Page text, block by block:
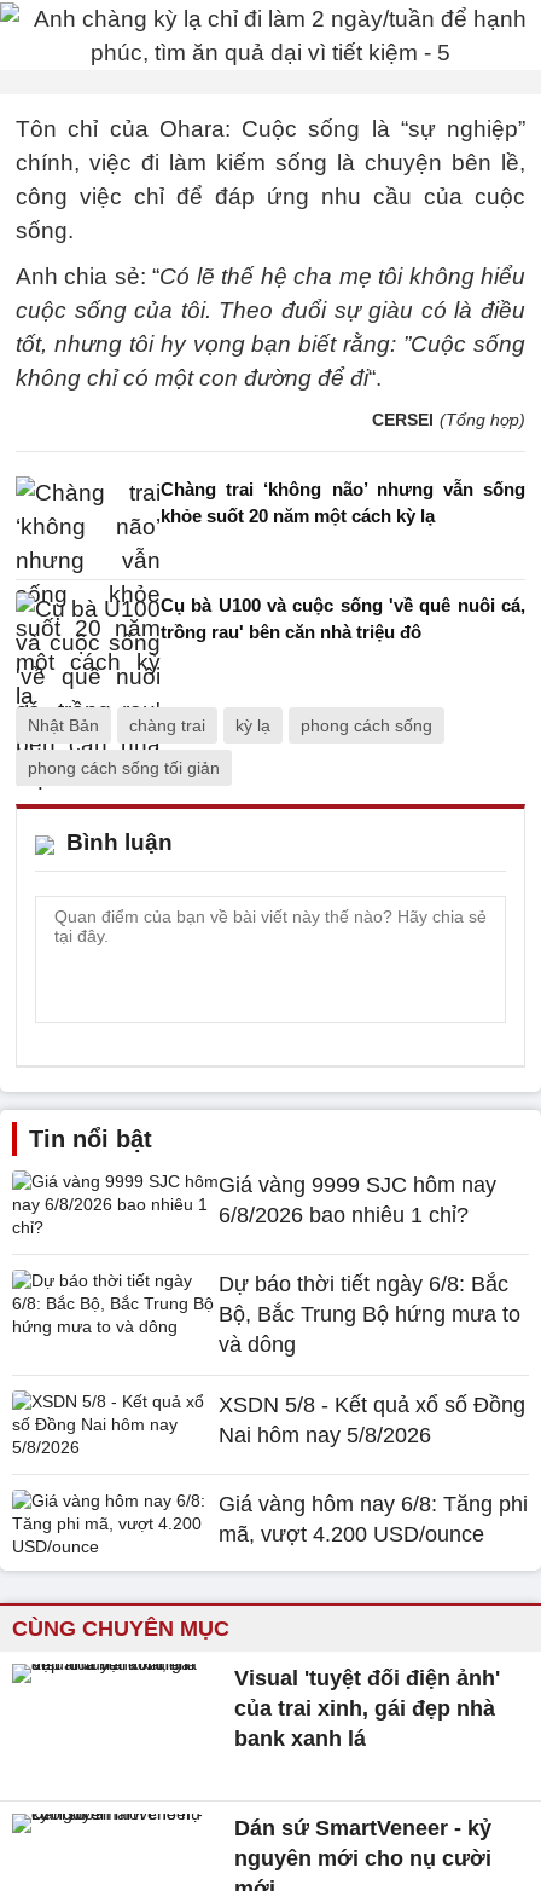
Tôn chỉ của Ohara: Cuộc sống là “sự nghiệp”
chính, việc đi làm kiếm sống là chuyện bên lề,
công việc chỉ để đáp ứng nhu cầu của cuộc
sống.
Anh chia sẻ: “Có lẽ thế hệ cha mẹ tôi không hiểu
cuộc sống của tôi. Theo đuổi sự giàu có là điều
tốt, nhưng tôi hy vọng bạn biết rằng: ”Cuộc sống
không chỉ có một con đường để đi“.
CERSEI (Tổng hợp)
Chàng trai ‘không não’ nhưng vẫn sống
khỏe suốt 20 năm một cách kỳ lạ
Cụ bà U100 và cuộc sống 'về quê nuôi cá,
trồng rau' bên căn nhà triệu đô
Nhật Bản chàng trai kỳ lạ phong cách sống
phong cách sống tối giản
Bình luận
Tin nổi bật
Giá vàng 9999 SJC hôm nay
6/8/2026 bao nhiêu 1 chỉ?
Dự báo thời tiết ngày 6/8: Bắc
Bộ, Bắc Trung Bộ hứng mưa to
và dông
XSDN 5/8 - Kết quả xổ số Đồng
Nai hôm nay 5/8/2026
Giá vàng hôm nay 6/8: Tăng phi
mã, vượt 4.200 USD/ounce
CÙNG CHUYÊN MỤC
Visual 'tuyệt đối điện ảnh'
của trai xinh, gái đẹp nhà
bank xanh lá
Dán sứ SmartVeneer - kỷ
nguyên mới cho nụ cười